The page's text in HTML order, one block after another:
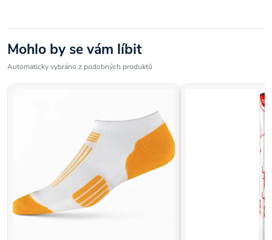
možné uplatnit společně s ceninou. V případě, kdy je cena
zboží nižší než hodnota voucheru, finanční rozdíl se nevrací.
Voucher není možné směnit za hotovost a to ani v případě
poukazem se stejnou hodnotou a platností. Na nákup zboží
nelze uplatnit další slevové kupony. Všeobecné obchodní
podmínky naleznete na našich
www.golfshop4you.cz
Voucher zasíláme e-mailem v PDF zadaný při objednávce,
nebo přes GLS a také osobně v naší prodejně.
Mohlo by se vám líbit
Automaticky vybráno z podobných produktů